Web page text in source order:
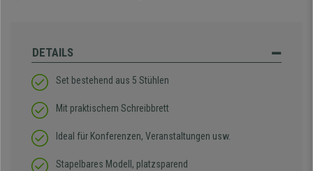
DETAILS
Set bestehend aus 5 Stühlen
Mit praktischem Schreibbrett
Ideal für Konferenzen, Veranstaltungen usw.
Stapelbares Modell, platzsparend